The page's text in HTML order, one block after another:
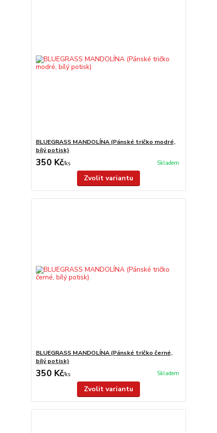
BLUEGRASS MANDOLÍNA (Pánské tričko modré,
bílý potisk)
350 Kč/ks Skladem
Zvolit variantu
BLUEGRASS MANDOLÍNA (Pánské tričko černé,
bílý potisk)
350 Kč/ks Skladem
Zvolit variantu